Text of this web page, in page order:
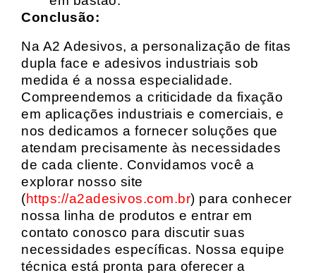
Conclusão:
Na A2 Adesivos, a personalização de fitas
dupla face e adesivos industriais sob
medida é a nossa especialidade.
Compreendemos a criticidade da fixação
em aplicações industriais e comerciais, e
nos dedicamos a fornecer soluções que
atendam precisamente às necessidades
de cada cliente. Convidamos você a
explorar nosso site
(https://a2adesivos.com.br) para conhecer
nossa linha de produtos e entrar em
contato conosco para discutir suas
necessidades específicas. Nossa equipe
técnica está pronta para oferecer a